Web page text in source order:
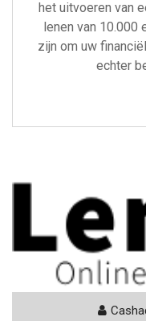
het uitvoeren van
lenen van 10.000
zijn om uw
echter